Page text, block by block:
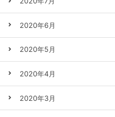
2020年6月
2020年5月
2020年4月
2020年3月